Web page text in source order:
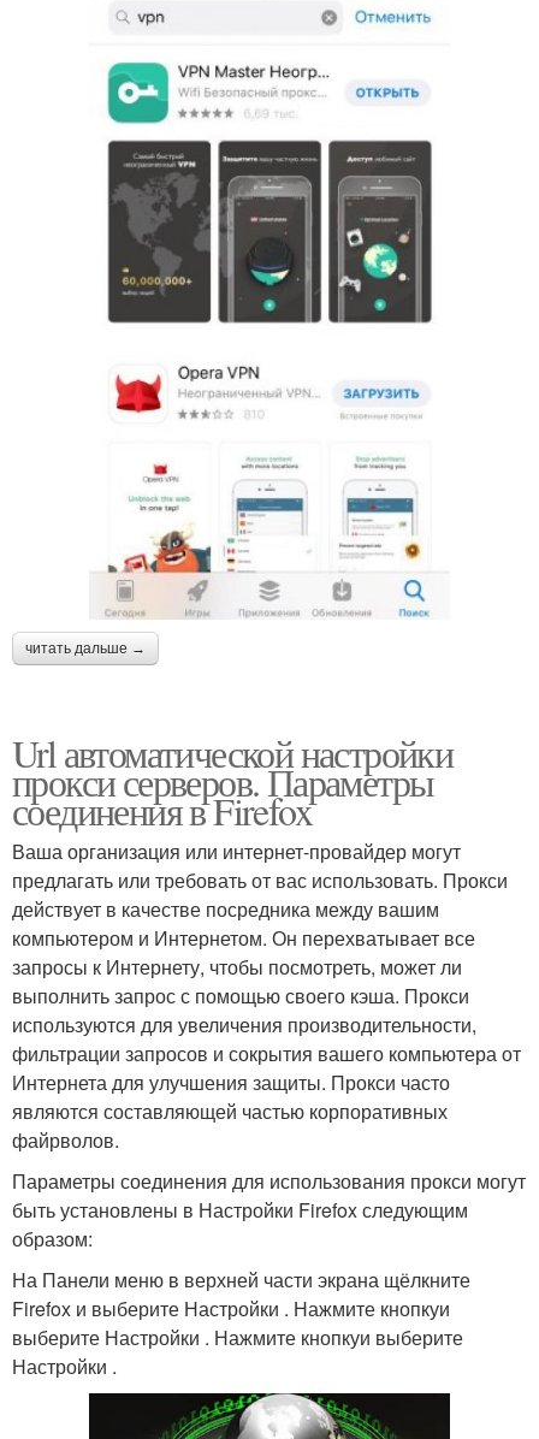
читать дальше →
Url автоматической настройки
прокси серверов. Параметры
соединения в Firefox
Ваша организация или интернет-провайдер могут
предлагать или требовать от вас использовать. Прокси
действует в качестве посредника между вашим
компьютером и Интернетом. Он перехватывает все
запросы к Интернету, чтобы посмотреть, может ли
выполнить запрос с помощью своего кэша. Прокси
используются для увеличения производительности,
фильтрации запросов и сокрытия вашего компьютера от
Интернета для улучшения защиты. Прокси часто
являются составляющей частью корпоративных
файрволов.
Параметры соединения для использования прокси могут
быть установлены в Настройки Firefox следующим
образом:
На Панели меню в верхней части экрана щёлкните
Firefox и выберите Настройки . Нажмите кнопкуи
выберите Настройки . Нажмите кнопкуи выберите
Настройки .